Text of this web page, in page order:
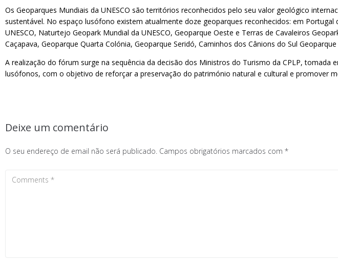
Os Geoparques Mundiais da UNESCO são territórios reconhecidos pelo seu valor geológico
sustentável. No espaço lusófono existem atualmente doze geoparques reconhecidos: em
UNESCO, Naturtejo Geopark Mundial da UNESCO, Geoparque Oeste e Terras de Cavaleiros
Caçapava, Geoparque Quarta Colónia, Geoparque Seridó, Caminhos dos Cânions do Sul
A realização do fórum surge na sequência da decisão dos Ministros do Turismo da CPLP, tomada
lusófonos, com o objetivo de reforçar a preservação do património natural e cultural e promover
Deixe um comentário
O seu endereço de email não será publicado. Campos obrigatórios marcados com *